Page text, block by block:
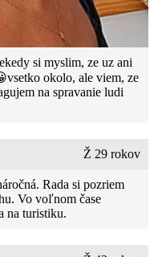
si myslim, ze uz ani
okolo, ale viem, ze
na spravanie ludi
Ž 29 rokov
Rada si pozriem
Vo voľnom čase
na turistiku.